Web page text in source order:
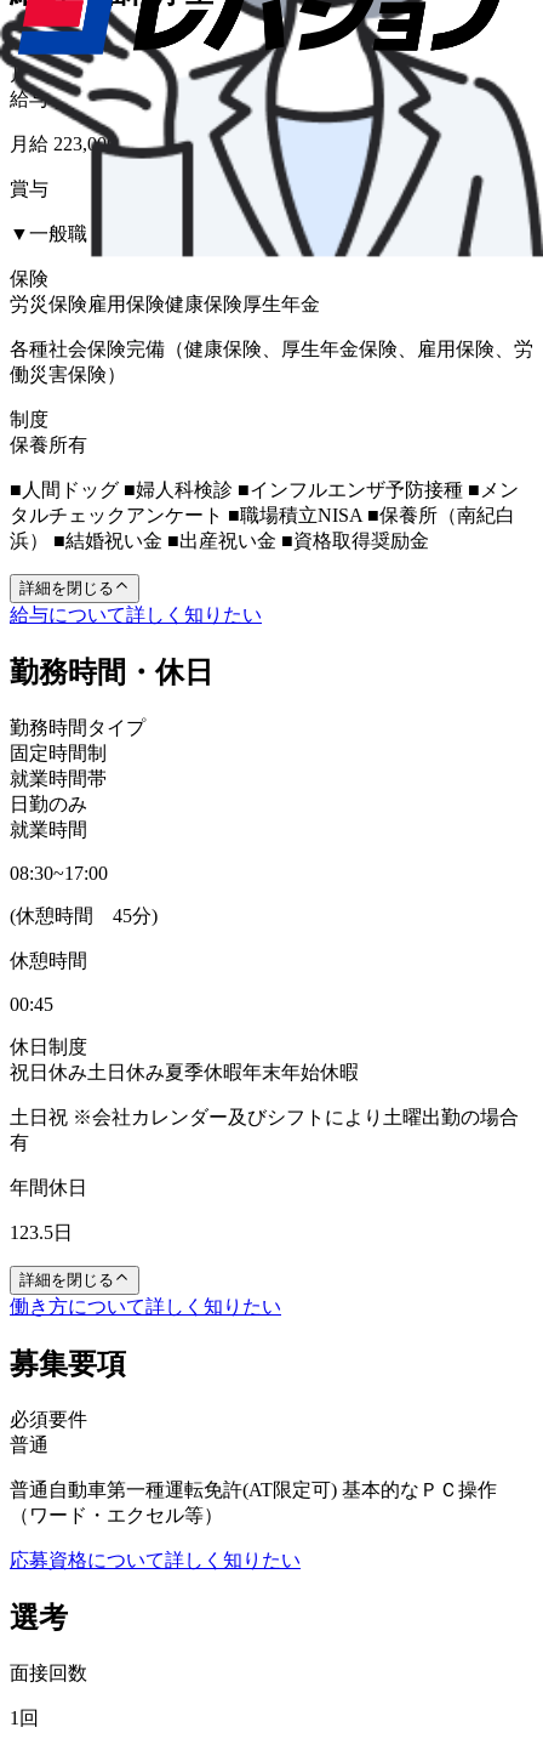
給与形態
月給
給与
月給 223,000円〜360,000円
賞与
▼一般職 3.0ヶ月 年２回（夏季・冬季）
保険
労災保険雇用保険健康保険厚生年金
各種社会保険完備（健康保険、厚生年金保険、雇用保険、労
働災害保険）
制度
保養所有
■人間ドッグ ■婦人科検診 ■インフルエンザ予防接種 ■メン
タルチェックアンケート ■職場積立NISA ■保養所（南紀白
浜） ■結婚祝い金 ■出産祝い金 ■資格取得奨励金
詳細を閉じる
給与について詳しく知りたい
勤務時間・休日
勤務時間タイプ
固定時間制
就業時間帯
日勤のみ
就業時間
08:30~17:00
(休憩時間 45分)
休憩時間
00:45
休日制度
祝日休み土日休み夏季休暇年末年始休暇
土日祝 ※会社カレンダー及びシフトにより土曜出勤の場合
有
年間休日
123.5日
詳細を閉じる
働き方について詳しく知りたい
募集要項
必須要件
普通
普通自動車第一種運転免許(AT限定可) 基本的なＰＣ操作
（ワード・エクセル等）
応募資格について詳しく知りたい
選考
面接回数
1回